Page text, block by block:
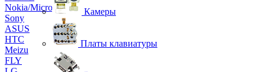
Nokia/Microsoft
Sony
ASUS
HTC
Meizu
FLY
Камеры
Платы клавиатуры